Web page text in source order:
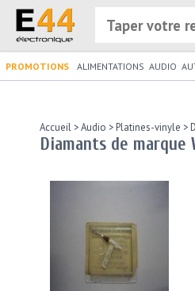
PROMOTIONS ALIMENTATIONS AUDIO
Accueil >Audio >Platines-vinyle >
Diamants de marque